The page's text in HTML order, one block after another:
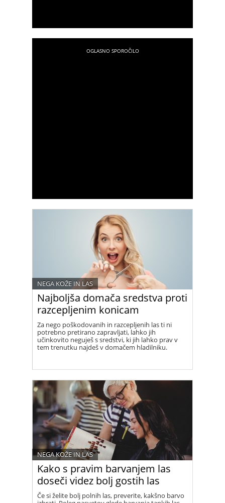
Najboljša domača sredstva proti
razcepljenim konicam
NEGA KOŽE IN LAS
Za nego poškodovanih in razcepljenih las ti ni
potrebno pretirano zapravljati, lahko jih
učinkovito neguješ s sredstvi, ki jih lahko prav v
tem trenutku najdeš v domačem hladilniku.
Kako s pravim barvanjem las
doseči videz bolj gostih las
NEGA KOŽE IN LAS
Če si želite bolj polnih las, preverite, kakšno barvo